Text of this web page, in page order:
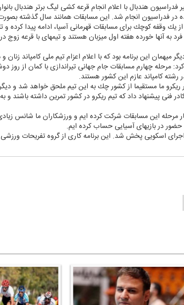
هندبال با اعلام انجام قرعه كشی لیگ برتر هندبال
۸ تیم شركت كننده در فدراسیون انجام شد. این مسابقات همانند سال
یك وقفه كوچك برای مسابقات قهرمانی آسیا، ادامه پیدا كرده و
به آنها خورده هفته اول میزبان هستند و تیمهای با قرعه زوج
میهمان این برنامه بود كه با اعلام اعزام تیم ملی كامپاند
مرحله چهارم مسابقات جام جهانی تیراندازی با كمان از روز
ریكرو ما مستقیما از كشور چك به این تیم ملحق خواهد شد و
فنی پیشنهاد داد كه تیم ریكرو در كشور تمرین داشته باشند و
مرحله این مسابقات شركت كرده ایم و ورزشكاران ما شانس
حضور در بازیهای آسیایی حساب كرده ایم.